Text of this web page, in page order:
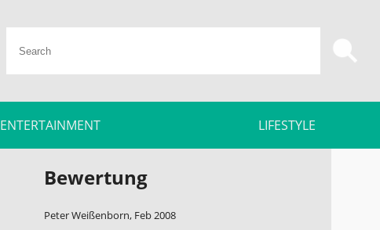
ENTERTAINMENT LIFESTYLE
Bewertung
Peter Weißenborn, Feb 2008